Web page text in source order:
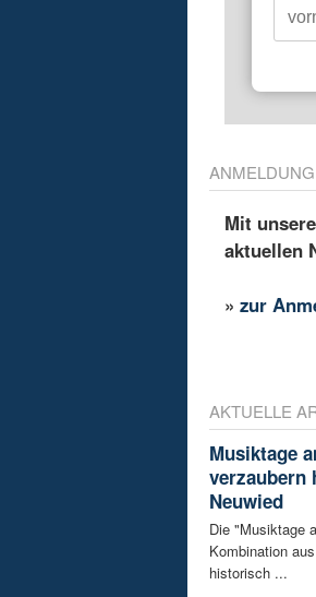
Mit
aktuellen
»zur
AKTUELLE
Musiktage
verzaubern
Neuwied
Die "Musiktage
Kombination
historisch ...